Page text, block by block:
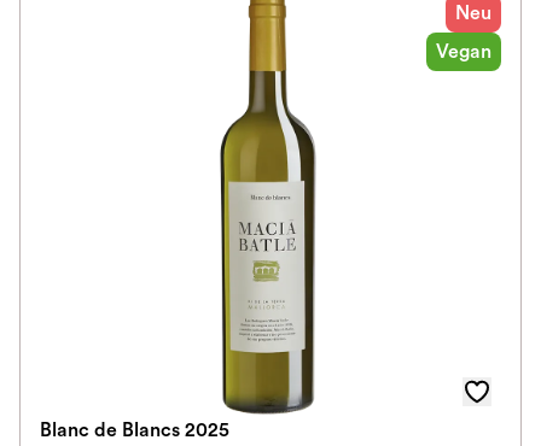
Neu
Vegan
Blanc de Blancs 2025